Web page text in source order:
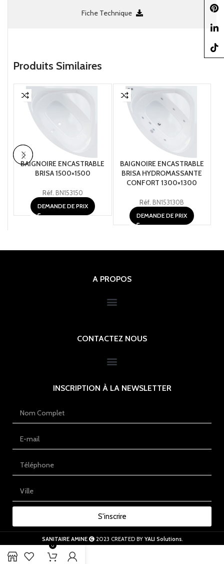
Fiche Technique
Produits Similaires
BAIGNOIRE ENCASTRABLE
BRISA 1500×1500
Réf. BN153150
DEMANDE DE PRIX
BAIGNOIRE ENCASTRABLE
BRISA HYDROMASSANTE
CONFORT 1300×1300
Réf.BN153130B
DEMANDE DE PRIX
A PROPOS
CONTACTEZ NOUS
INSCRIPTION À LA NEWSLETTER
S'inscrire
SANITAIRE AMINE 2023 CREATED BY YALI Solutions.
0